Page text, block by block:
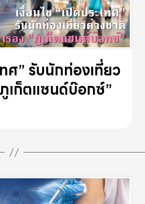
ทศ” รับนักท่องเที่ยว
เก็ตแซนด์บ๊อกซ์”